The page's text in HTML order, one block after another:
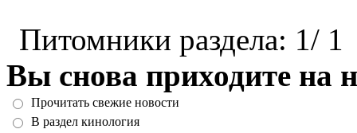
Питомники раздела: 1/
Вы снова приходите на
Прочитать свежие новости
В раздел кинология